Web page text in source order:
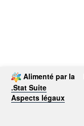
Alimenté par la
.Stat Suite
Aspects légaux